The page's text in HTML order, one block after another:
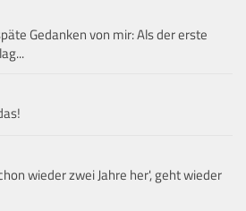
Gedanken von mir: Als der erste
wieder zwei Jahre her', geht wieder